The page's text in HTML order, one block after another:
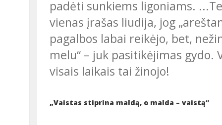
padėti sunkiems ligoniams.
vienas įrašas liudija, jog
pagalbos labai reikėjo, bet,
melu“ – juk pasitikėjimas
visais laikais tai žinojo!
„Vaistas stiprina maldą, o malda – vaistą“